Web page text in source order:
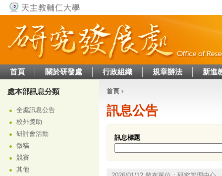
首頁 關於研發處 行政組織 規章辦法 新進
處本部訊息分類
全處訊息公告
校外獎助
研討會活動
徵稿
競賽
其他
您在這裡
首頁 ›
訊息公告
訊息標題